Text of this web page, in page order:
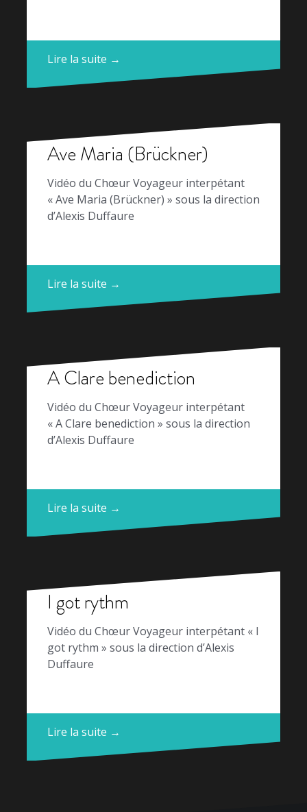
Lire la suite →
Ave Maria (Brückner)
Vidéo du Chœur Voyageur interpétant
« Ave Maria (Brückner) » sous la direction
d’Alexis Duffaure
Lire la suite →
A Clare benediction
Vidéo du Chœur Voyageur interpétant
« A Clare benediction » sous la direction
d’Alexis Duffaure
Lire la suite →
I got rythm
Vidéo du Chœur Voyageur interpétant « I
got rythm » sous la direction d’Alexis
Duffaure
Lire la suite →